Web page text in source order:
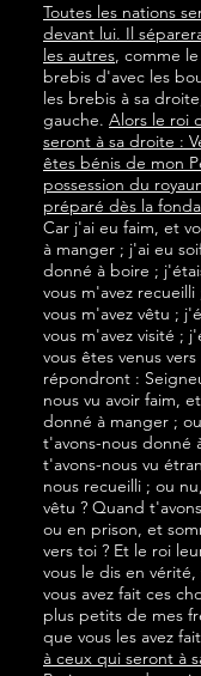
Toutes les nations
devant lui. Il
les autres, comme
brebis d'avec les
les brebis à sa
gauche. Alors le roi
seront à sa droite :
êtes bénis de mon
possession du
préparé dès la
Car j'ai eu faim, et
à manger ; j'ai eu
donné à boire ;
vous m'avez
vous m'avez vêtu ;
vous m'avez visité ;
vous êtes venus
répondront :
nous vu avoir faim,
donné à manger ;
t'avons-nous donné
t'avons-nous vu
nous recueilli ; ou
vêtu ? Quand
ou en prison, et
vers toi ? Et le roi
vous le dis en
vous avez fait ces
plus petits de mes
que vous les avez
à ceux qui seront à